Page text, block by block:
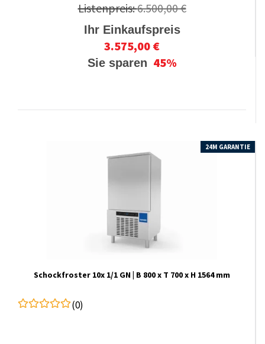
Listenpreis:6.500,00 €
Ihr Einkaufspreis
3.575,00 €
Sie sparen 45%
24M GARANTIE
Schockfroster 10x 1/1 GN | B 800 x T 700 x H 1564 mm
(0)